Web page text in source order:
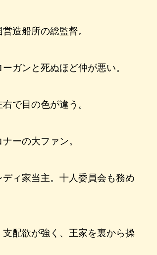
造船所の総監督。
ガンと死ぬほど仲が悪い。
で目の色が違う。
ーの大ファン。
ィ家当主。十人委員会も務め
配欲が強く、王家を裏から操